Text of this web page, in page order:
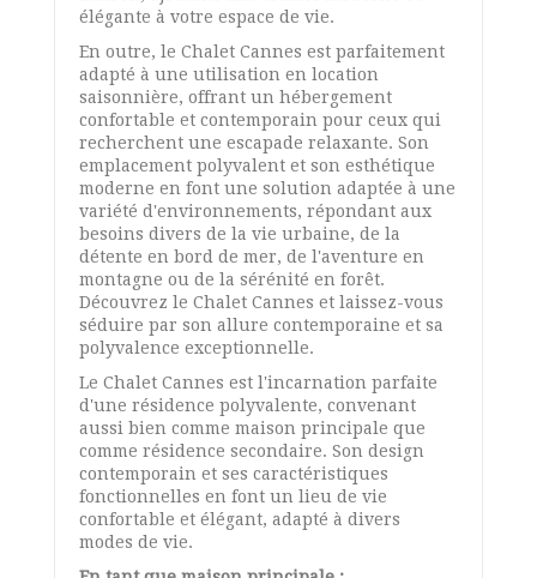
élégante à votre espace de vie.
En outre, le Chalet Cannes est parfaitement
adapté à une utilisation en location
saisonnière, offrant un hébergement
confortable et contemporain pour ceux qui
recherchent une escapade relaxante. Son
emplacement polyvalent et son esthétique
moderne en font une solution adaptée à une
variété d'environnements, répondant aux
besoins divers de la vie urbaine, de la
détente en bord de mer, de l'aventure en
montagne ou de la sérénité en forêt.
Découvrez le Chalet Cannes et laissez-vous
séduire par son allure contemporaine et sa
polyvalence exceptionnelle.
Le Chalet Cannes est l'incarnation parfaite
d'une résidence polyvalente, convenant
aussi bien comme maison principale que
comme résidence secondaire. Son design
contemporain et ses caractéristiques
fonctionnelles en font un lieu de vie
confortable et élégant, adapté à divers
modes de vie.